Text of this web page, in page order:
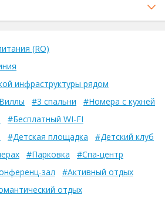
(RO)
инфраструктуры рядом
#3 спальни
#Номера с кухней
#Бесплатный WI-FI
#Детская площадка
#Детский клуб
#Парковка
#Спа-центр
зал
#Активный отдых
отдых